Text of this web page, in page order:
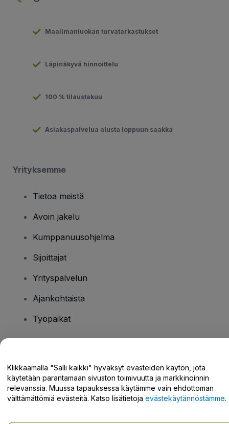
Maailmanluokan turvatarkastukset
Läpinäkyvä hinnoittelu
100 % tilaustakuu
Asiakaspalvelua alusta loppuun saakka
Yrityksemme
Tietoa meistä
Avoin jakelu
Kumppanuusohjelma
Sijoittajat
Yrityspalvelun
Ajankohtaista
Työpaikat
Tukikeskus / Ota meihin yhteyttä
Klikkaamalla "Salli kaikki" hyväksyt evästeiden käytön, jota
käytetään parantamaan sivuston toimivuutta ja markkinoinnin
relevanssia. Muussa tapauksessa käytämme vain ehdottoman
välttämättömiä evästeitä. Katso lisätietoja evästekäytännöstämme.